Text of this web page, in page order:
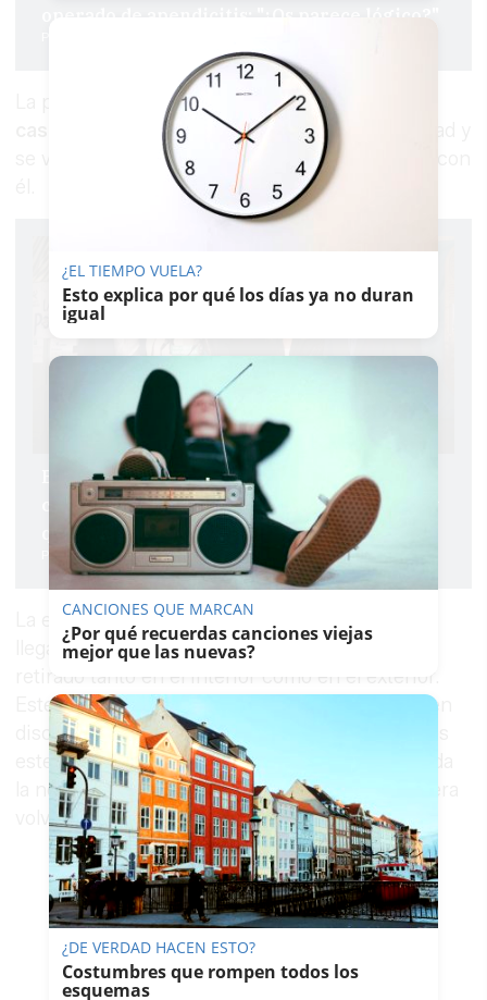
operado de apendicitis: "¿Os parece lógico?"
La persona que en ese momento guardaba la
, de hecho, llegó a temer por su integridad y
se vio obligado a refugiarse para que no dieran con
El PP de Jerez cierra la campaña electoral
con lleno en su caseta: "¿El domingo qué hay
que hacer?"
Pablo Fdez. Quintanilla
La exposición que sufre a menudo el PSOE
llegado a provocar que el logo del partido fuera
retirado tanto en el interior como en el exterior.
Este último no era un logo grande, sino más bien
discreto. Aún así, los distintivos fueron retirados
este viernes durante casi toda la jornada. Llegada
la noche, se repusieron en el interior y el plan era
volver a colocarlo fuera al elaborar esta noticia.
¿EL TIEMPO VUELA?
Esto explica por qué los días ya no duran
igual
CANCIONES QUE MARCAN
¿Por qué recuerdas canciones viejas
mejor que las nuevas?
¿DE VERDAD HACEN ESTO?
Costumbres que rompen todos los
esquemas